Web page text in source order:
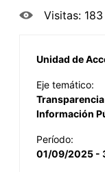
Visitas: 183
Unidad de
Eje temático:
Información
Período:
01/09/2025 -